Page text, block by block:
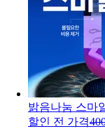
밝음나눔 스마
할인 전 가격